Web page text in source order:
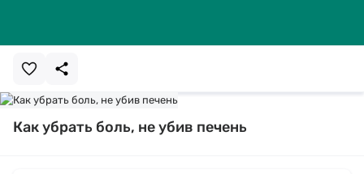
Как убрать боль, не убив печень